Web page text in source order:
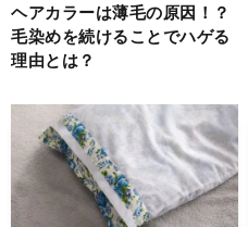
ヘアカラーは薄毛の原因！？
毛染めを続けることでハゲる
理由とは？